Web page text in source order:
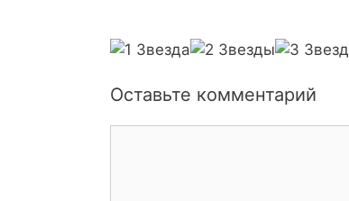
и
а
и
я
з
Оставьте комментарий